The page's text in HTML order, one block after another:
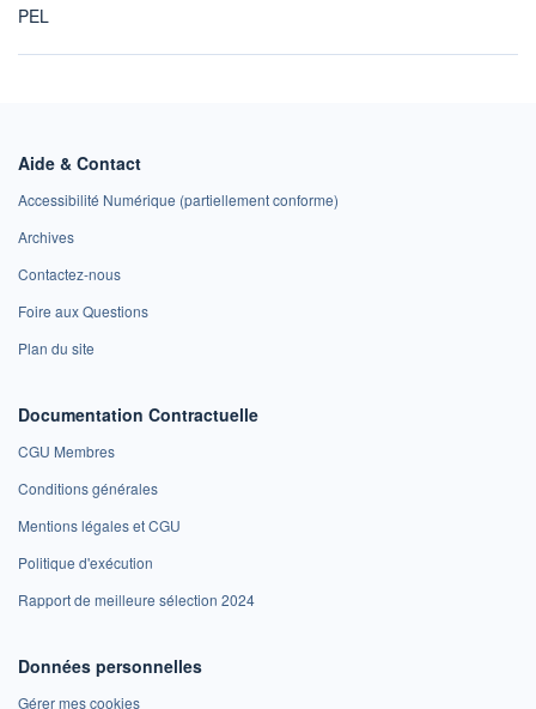
PEL
Aide & Contact
Accessibilité Numérique (partiellement conforme)
Archives
Contactez-nous
Foire aux Questions
Plan du site
Documentation Contractuelle
CGU Membres
Conditions générales
Mentions légales et CGU
Politique d'exécution
Rapport de meilleure sélection 2024
Données personnelles
Gérer mes cookies